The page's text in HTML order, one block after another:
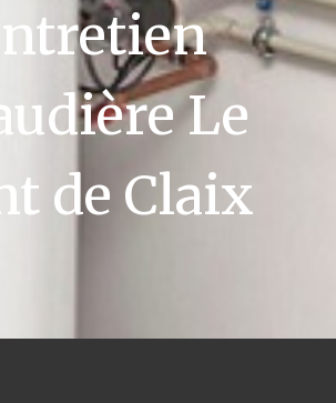
Le
de Claix